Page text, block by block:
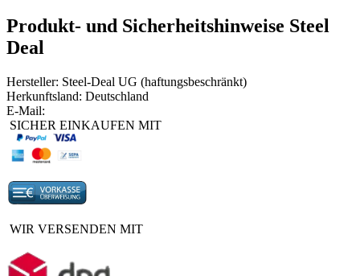
Produkt- und Sicherheitshinweise Steel
Deal
Hersteller: Steel-Deal UG (haftungsbeschränkt)
Herkunftsland: Deutschland
E-Mail:
SICHER EINKAUFEN MIT
WIR VERSENDEN MIT